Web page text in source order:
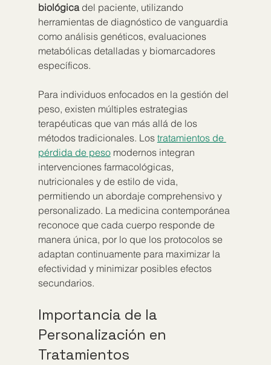
biológica del paciente, utilizando
herramientas de diagnóstico de vanguardia
como análisis genéticos, evaluaciones
metabólicas detalladas y biomarcadores
específicos.
Para individuos enfocados en la gestión del
peso, existen múltiples estrategias
terapéuticas que van más allá de los
métodos tradicionales. Los tratamientos de
pérdida de peso modernos integran
intervenciones farmacológicas,
nutricionales y de estilo de vida,
permitiendo un abordaje comprehensivo y
personalizado. La medicina contemporánea
reconoce que cada cuerpo responde de
manera única, por lo que los protocolos se
adaptan continuamente para maximizar la
efectividad y minimizar posibles efectos
secundarios.
Importancia de la
Personalización en
Tratamientos